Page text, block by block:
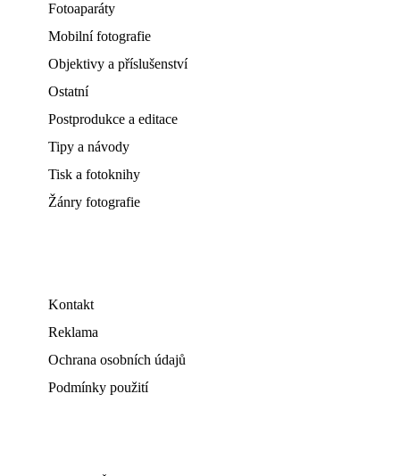
Fotoaparáty
Mobilní fotografie
Objektivy a příslušenství
Ostatní
Postprodukce a editace
Tipy a návody
Tisk a fotoknihy
Žánry fotografie
Kontakt
Reklama
Ochrana osobních údajů
Podmínky použití